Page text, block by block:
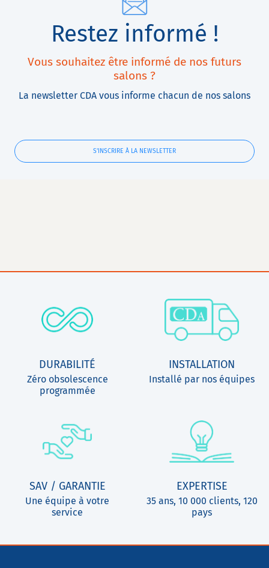
Restez informé !
Vous souhaitez être informé de nos futurs
salons ?
La newsletter CDA vous informe chacun de nos salons
S'INSCRIRE À LA NEWSLETTER
DURABILITÉ
Zéro obsolescence
programmée
INSTALLATION
Installé par nos équipes
SAV / GARANTIE
Une équipe à votre
service
EXPERTISE
35 ans, 10 000 clients, 120
pays